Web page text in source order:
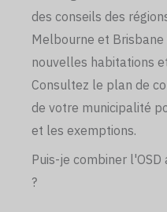
des conseils des
Melbourne et Brisbane
nouvelles habitations
Consultez le plan de
de votre municipalité
et les exemptions.
Puis-je combiner
?